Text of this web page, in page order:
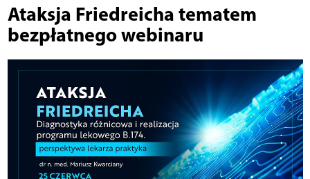
Ataksja Friedreicha tematem
bezpłatnego webinaru